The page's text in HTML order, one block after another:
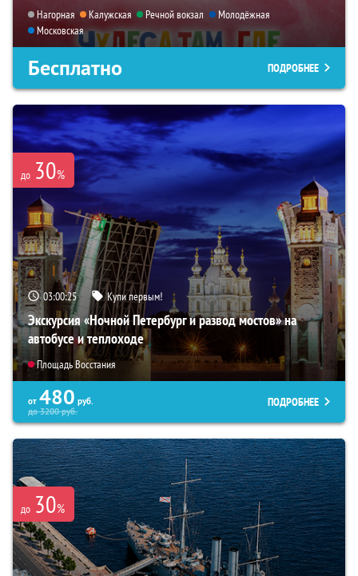
Нагорная Калужская Речной вокзал
Молодёжная
Московская
Бесплатно ПОДРОБНЕЕ
до 30%
03:00:24 Купи первым!
Экскурсия «Ночной Петербург и развод мостов» на
автобусе и теплоходе
Площадь Восстания
от 480 руб.
до3200руб.
ПОДРОБНЕЕ
до 30%